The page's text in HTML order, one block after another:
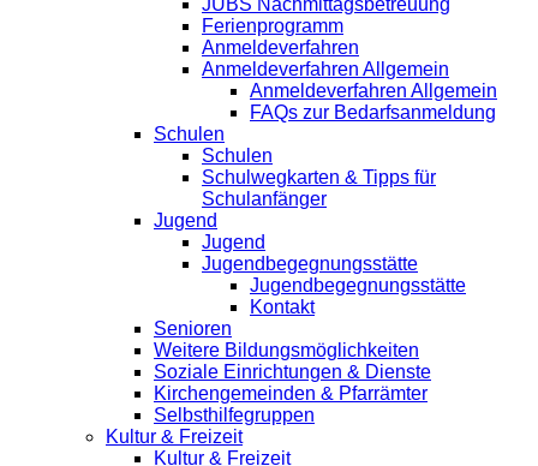
JUBS Nachmittagsbetreuung
Ferienprogramm
Anmeldeverfahren
Anmeldeverfahren Allgemein
Anmeldeverfahren Allgemein
FAQs zur Bedarfsanmeldung
Schulen
Schulen
Schulwegkarten & Tipps für
Schulanfänger
Jugend
Jugend
Jugendbegegnungsstätte
Jugendbegegnungsstätte
Kontakt
Senioren
Weitere Bildungsmöglichkeiten
Soziale Einrichtungen & Dienste
Kirchengemeinden & Pfarrämter
Selbsthilfegruppen
Kultur & Freizeit
Kultur & Freizeit